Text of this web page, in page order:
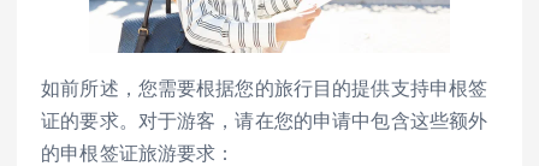
如前所述，您需要根据您的旅行目的提供支持申根签
证的要求。对于游客，请在您的申请中包含这些额外
的申根签证旅游要求：